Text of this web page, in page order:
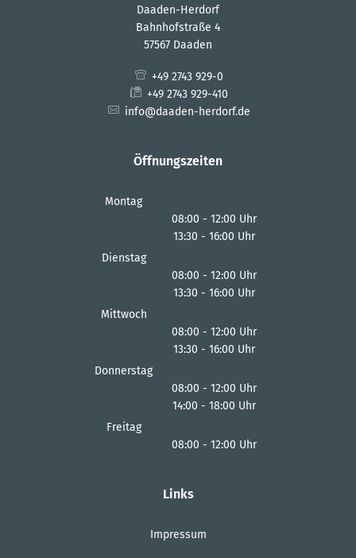
Daaden-Herdorf
Bahnhofstraße 4
57567 Daaden
+49 2743 929-0
+49 2743 929-410
info@daaden-herdorf.de
Öffnungszeiten
Montag
08:00 - 12:00 Uhr
Von 08:00 bis 12:00 Uhr
13:30 - 16:00 Uhr
Dienstag
08:00 - 12:00 Uhr
Von 08:00 bis 12:00 Uhr
13:30 - 16:00 Uhr
Mittwoch
08:00 - 12:00 Uhr
Von 08:00 bis 12:00 Uhr
13:30 - 16:00 Uhr
Donnerstag
08:00 - 12:00 Uhr
Von 08:00 bis 12:00 Uhr
14:00 - 18:00 Uhr
Freitag
08:00 - 12:00 Uhr
Links
Impressum